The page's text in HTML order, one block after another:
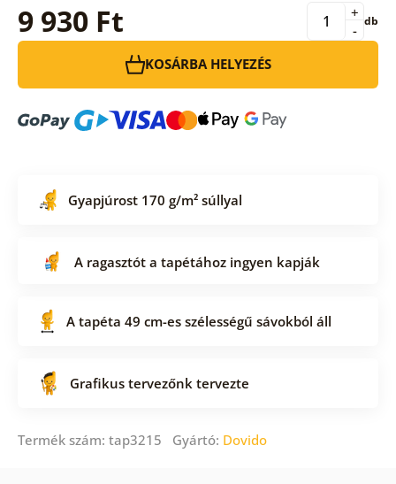
9 930 Ft -
+ db
KOSÁRBA HELYEZÉS
Gyapjúrost 170 g/m² súllyal
A ragasztót a tapétához ingyen kapják
A tapéta 49 cm-es szélességű sávokból áll
Grafikus tervezőnk tervezte
Termék szám: tap3215 Gyártó: Dovido